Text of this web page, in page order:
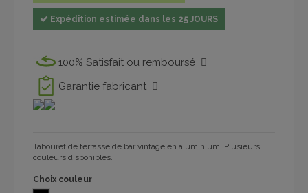
Expédition estimée dans les 25 JOURS
100% Satisfait ou remboursé
Garantie fabricant
Tabouret de terrasse de bar vintage en aluminium. Plusieurs
couleurs disponibles.
Choix couleur